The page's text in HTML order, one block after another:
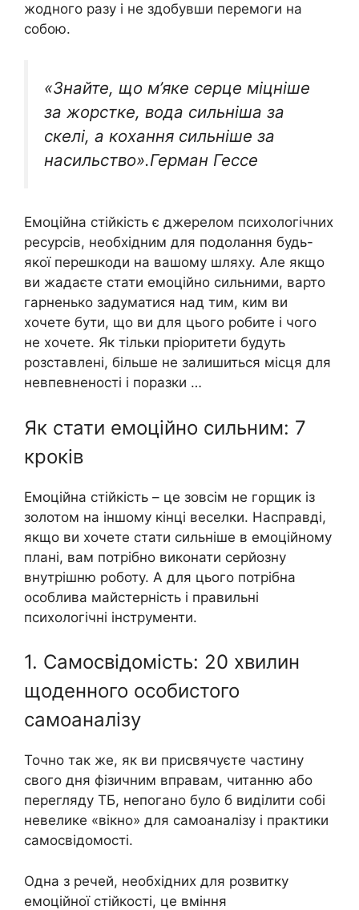
жодного разу і не здобувши перемоги на
собою.
«Знайте, що м’яке серце міцніше
за жорстке, вода сильніша за
скелі, а кохання сильніше за
насильство».Герман Гессе
Емоційна стійкість є джерелом психологічних
ресурсів, необхідним для подолання будь-
якої перешкоди на вашому шляху. Але якщо
ви жадаєте стати емоційно сильними, варто
гарненько задуматися над тим, ким ви
хочете бути, що ви для цього робите і чого
не хочете. Як тільки пріоритети будуть
розставлені, більше не залишиться місця для
невпевненості і поразки …
Як стати емоційно сильним: 7
кроків
Емоційна стійкість – це зовсім не горщик із
золотом на іншому кінці веселки. Насправді,
якщо ви хочете стати сильніше в емоційному
плані, вам потрібно виконати серйозну
внутрішню роботу. А для цього потрібна
особлива майстерність і правильні
психологічні інструменти.
1. Самосвідомість: 20 хвилин
щоденного особистого
самоаналізу
Точно так же, як ви присвячуєте частину
свого дня фізичним вправам, читанню або
перегляду ТБ, непогано було б виділити собі
невелике «вікно» для самоаналізу і практики
самосвідомості.
Одна з речей, необхідних для розвитку
емоційної стійкості, це вміння